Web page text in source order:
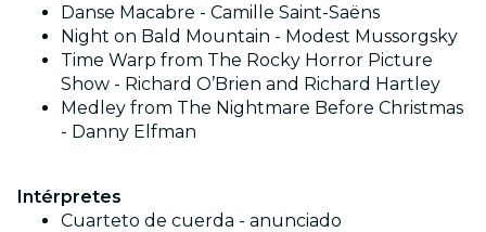
Danse Macabre - Camille Saint-Saëns
Night on Bald Mountain - Modest Mussorgsky
Time Warp from The Rocky Horror Picture
Show - Richard O’Brien and Richard Hartley
Medley from The Nightmare Before Christmas
- Danny Elfman
Intérpretes
Cuarteto de cuerda - anunciado